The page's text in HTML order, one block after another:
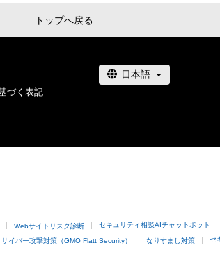
トップへ戻る
づく表記
Webサイトリスク診断 セキュリティ相談AIチャットボット
サイバー攻撃対策（GMO Flatt Security） なりすまし対策 セ